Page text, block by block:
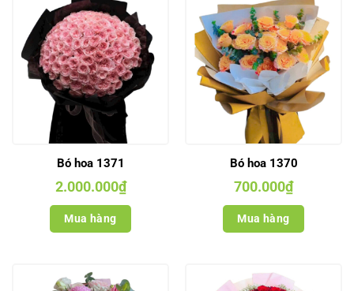
Bó hoa 1371
2.000.000₫
Mua hàng
Bó hoa 1370
700.000₫
Mua hàng